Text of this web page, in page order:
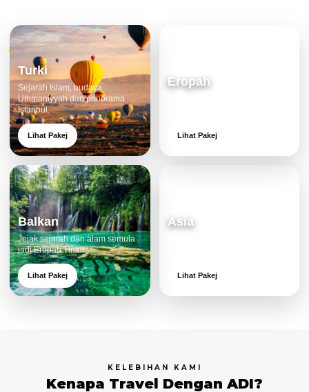
Turki
Sejarah Islam, budaya
Uthmaniyyah dan panorama
Istanbul.
Lihat Pakej
Eropah
Lihat Pakej
Balkan
Jejak sejarah dan alam semula
jadi Eropah Timur.
Lihat Pakej
Asia
Lihat Pakej
KELEBIHAN KAMI
Kenapa Travel Dengan ADI?